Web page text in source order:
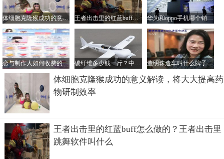
体细胞克隆猴成功的意义解读，将大大提高药物研制效率 王者出击里的红蓝buff怎么做的？王者出击里跳舞软件叫什么 华为和oppo手机哪个销量好？华为手机与oppo性价比分析
恋与制作人如何收费的？不花钱可以玩吗？ 碳纤维多少钱一斤？中国最好的碳纤维公司是哪家？ 董明珠造车叫什么牌子？她的电动汽车一辆多少钱？
体细胞克隆猴成功的意义解读，将大大提高药
物研制效率
王者出击里的红蓝buff怎么做的？王者出击里
跳舞软件叫什么